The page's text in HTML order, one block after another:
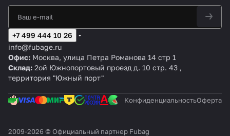
+7 499 444 10 26
info@fubage.ru
Офис: Москва, улица Петра Романова 14 стр 1
Склад: 2ой Южнопортовый проезд д. 10 стр. 43 ,
территория "Южный порт"
КонфиденциальностьОферта
2009-2026 © Официальный партнер Fubag